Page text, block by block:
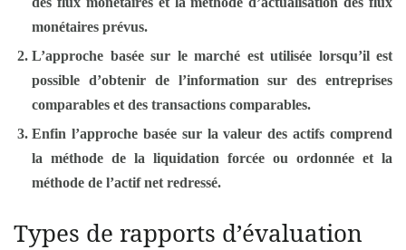
monétaires prévus.
L’approche basée sur le marché est utilisée lorsqu’il est
possible d’obtenir de l’information sur des entreprises
comparables et des transactions comparables.
Enfin l’approche basée sur la valeur des actifs comprend
la méthode de la liquidation forcée ou ordonnée et la
méthode de l’actif net redressé.
Types de rapports d’évaluation